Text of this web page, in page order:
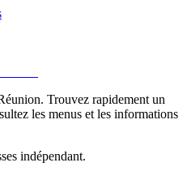
Trouvez rapidement un
les menus et les informations
indépendant.